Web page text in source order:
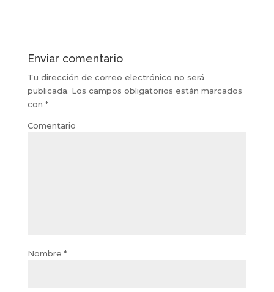
Enviar comentario
Tu dirección de correo electrónico no será
publicada. Los campos obligatorios están marcados
con *
Comentario
Nombre *